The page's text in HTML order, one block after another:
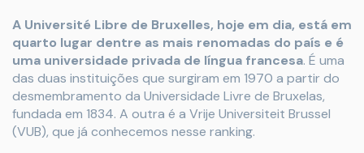
A Université Libre de Bruxelles, hoje em dia, está em
quarto lugar dentre as mais renomadas do país e é
uma universidade privada de língua francesa. É uma
das duas instituições que surgiram em 1970 a partir do
desmembramento da Universidade Livre de Bruxelas,
fundada em 1834. A outra é a Vrije Universiteit Brussel
(VUB), que já conhecemos nesse ranking.